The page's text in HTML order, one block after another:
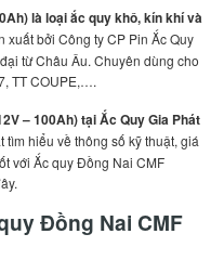
là loại ắc quy khô, kín khí và
xuất bởi Công ty CP Pin Ắc Quy
từ Châu Âu. Chuyên dùng cho
TT COUPE,….
– 100Ah) tại Ắc Quy Gia Phát
tìm hiểu về thông số kỹ thuật, giá
với Ắc quy Đồng Nai CMF
Đồng Nai CMF